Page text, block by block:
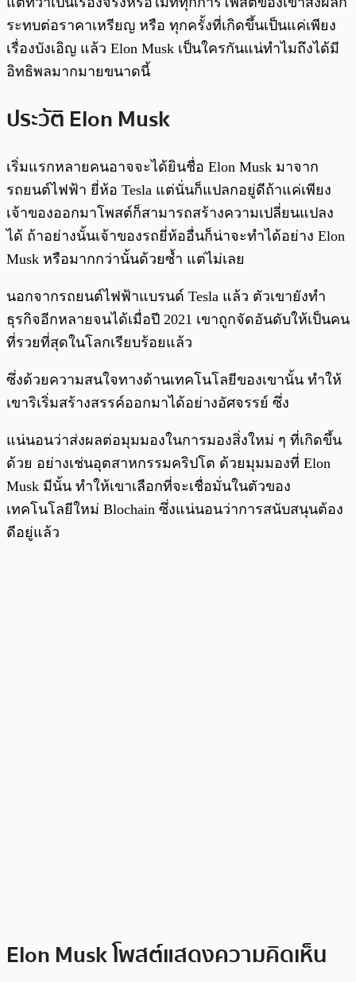
ระทบต่อราคาเหรียญ หรือ ทุกครั้งที่เกิดขึ้นเป็นแค่เพียง
เรื่องบังเอิญ แล้ว Elon Musk เป็นใครกันแน่ทำไมถึงได้มี
อิทธิพลมากมายขนาดนี้
ประวัติ Elon Musk
เริ่มแรกหลายคนอาจจะได้ยินชื่อ Elon Musk มาจาก
รถยนต์ไฟฟ้า ยี่ห้อ Tesla แต่นั่นก็แปลกอยู่ดีถ้าแค่เพียง
เจ้าของออกมาโพสต์ก็สามารถสร้างความเปลี่ยนแปลง
ได้ ถ้าอย่างนั้นเจ้าของรถยี่ห้ออื่นก็น่าจะทำได้อย่าง Elon
Musk หรือมากกว่านั้นด้วยซ้ำ แต่ไม่เลย
นอกจากรถยนต์ไฟฟ้าแบรนด์ Tesla แล้ว ตัวเขายังทำ
ธุรกิจอีกหลายจนได้เมื่อปี 2021 เขาถูกจัดอันดับให้เป็นคน
ที่รวยที่สุดในโลกเรียบร้อยแล้ว
ซึ่งด้วยความสนใจทางด้านเทคโนโลยีของเขานั้น ทำให้
เขาริเริ่มสร้างสรรค์ออกมาได้อย่างอัศจรรย์ ซึ่ง
แน่นอนว่าส่งผลต่อมุมมองในการมองสิ่งใหม่ ๆ ที่เกิดขึ้น
ด้วย อย่างเช่นอุตสาหกรรมคริปโต ด้วยมุมมองที่ Elon
Musk มีนั้น ทำให้เขาเลือกที่จะเชื่อมั่นในตัวของ
เทคโนโลยีใหม่ Blochain ซึ่งแน่นอนว่าการสนับสนุนต้อง
ดีอยู่แล้ว
Elon Musk โพสต์แสดงความคิดเห็น